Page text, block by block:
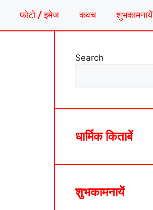
फोटो / इमेज कवच शुभकामनायें
Search
धार्मिक किताबें
शुभकामनायें